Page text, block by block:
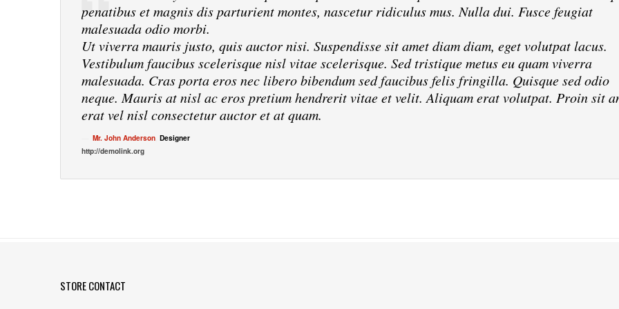
penatibus et magnis dis parturient montes, nascetur ridiculus mus. Nulla dui. Fusce feugiat
malesuada odio morbi.
Ut viverra mauris justo, quis auctor nisi. Suspendisse sit amet diam diam, eget volutpat lacus.
Vestibulum faucibus scelerisque nisl vitae scelerisque. Sed tristique metus eu quam viverra
malesuada. Cras porta eros nec libero bibendum sed faucibus felis fringilla. Quisque sed odio
neque. Mauris at nisl ac eros pretium hendrerit vitae et velit. Aliquam erat volutpat. Proin sit
erat vel nisl consectetur auctor et at quam.
Mr. John Anderson Designer
http://demolink.org
STORE CONTACT